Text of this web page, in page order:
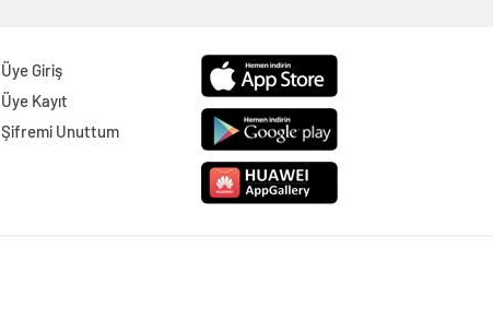
Üye Giriş
Üye Kayıt
Şifremi Unuttum